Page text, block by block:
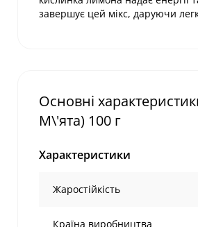
завершує цей мікс, даруючи
Основні
М\'ята) 100 г
Характеристики
Жаростійкість
Країна виробництва